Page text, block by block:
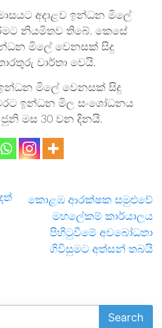
අදාළව ඉන්ධන මිලේ
නියමිතව තිබේ. කෙසේ
මිලේ වෙනසක් සිදු
වාර්තා වෙයි.
ඉන්ධන මිලේ වෙනසක් සිදු
ඉන්ධන මිල සංශෝධනය
මස 30 වන දිනයි.
කොළඹ ආරක්ෂක සමුළුවේ
මහලේකම් කාර්යාලය
පිහිටුවීමේ අවබෝධතා
ගිවිසුමට අත්සන් තබයි